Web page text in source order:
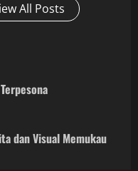
All Posts
dan Visual Memukau